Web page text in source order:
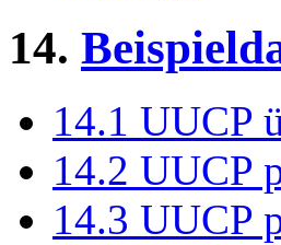
14.
14.1 UUCP
14.2 UUCP
14.3 UUCP